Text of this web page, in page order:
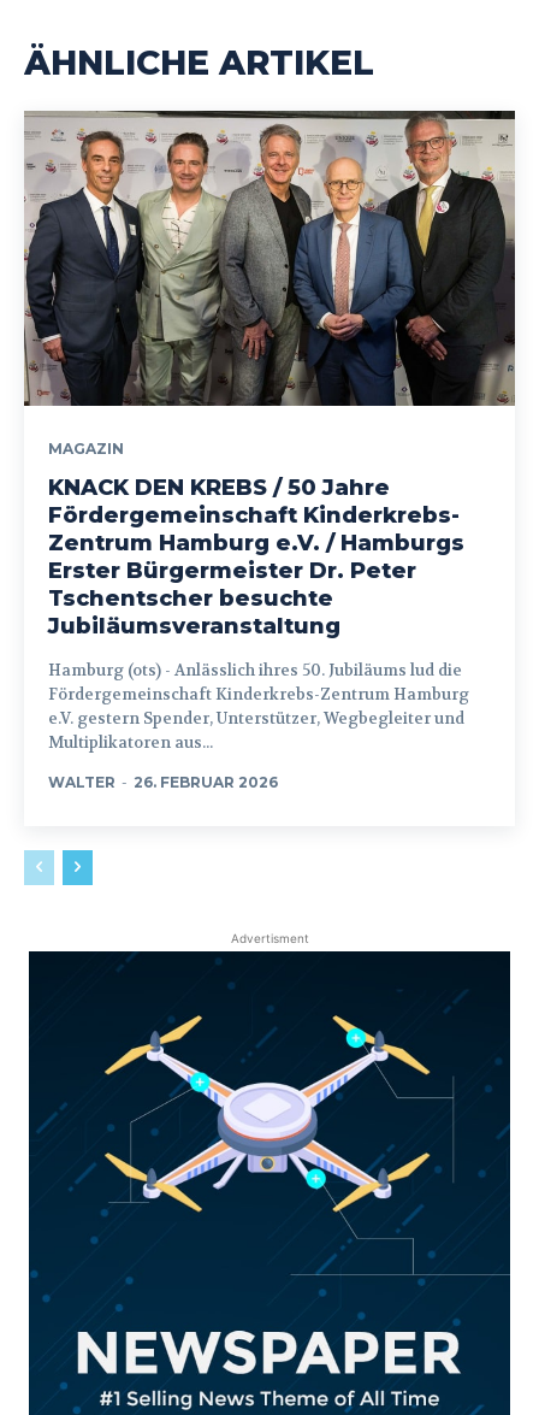
ÄHNLICHE ARTIKEL
MAGAZIN
KNACK DEN KREBS / 50 Jahre
Fördergemeinschaft Kinderkrebs-
Zentrum Hamburg e.V. / Hamburgs
Erster Bürgermeister Dr. Peter
Tschentscher besuchte
Jubiläumsveranstaltung
Hamburg (ots) - Anlässlich ihres 50. Jubiläums lud die
Fördergemeinschaft Kinderkrebs-Zentrum Hamburg
e.V. gestern Spender, Unterstützer, Wegbegleiter und
Multiplikatoren aus...
WALTER - 26. FEBRUAR 2026
Advertisment